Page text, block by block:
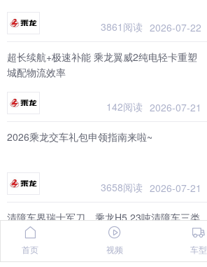
3861阅读 2026-07-22
超长续航+极速补能 乘龙翼威2纯电轻卡重塑
城配物流效率
142阅读 2026-07-21
2026乘龙交车礼包申领指南来啦~
3658阅读 2026-07-21
清障车界瑞士军刀，乘龙H5 23吨清障车三类
上装任您选
首页 视频 车型